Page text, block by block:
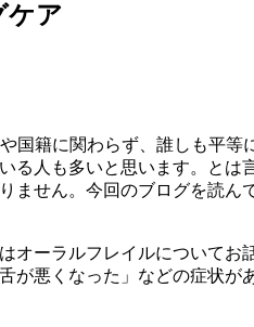
ケア
籍に関わらず、誰しも平
人も多いと思います。と
せん。今回のブログを読
オーラルフレイルについて
悪くなった」などの症状が